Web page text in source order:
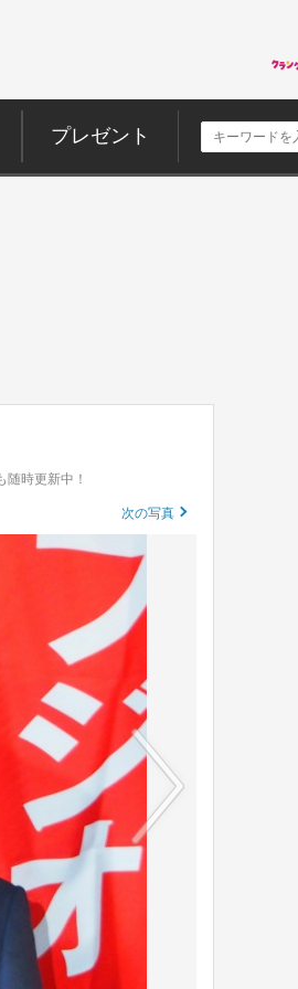
プレゼント
時更新中！
次の写真